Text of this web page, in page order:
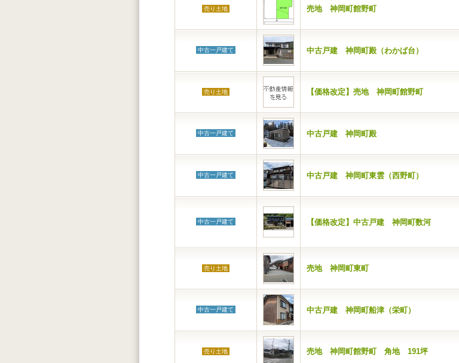
売り土地 売地 神岡町館野町
中古一戸建て 中古戸建 神岡町殿（わかば台）
売り土地 【価格改定】売地 神岡町館野町
中古一戸建て 中古戸建 神岡町殿
中古一戸建て 中古戸建 神岡町東雲（西野町）
中古一戸建て 【価格改定】中古戸建 神岡町数河
売り土地 売地 神岡町東町
中古一戸建て 中古戸建 神岡町船津（栄町）
売り土地 売地 神岡町館野町 角地 191坪